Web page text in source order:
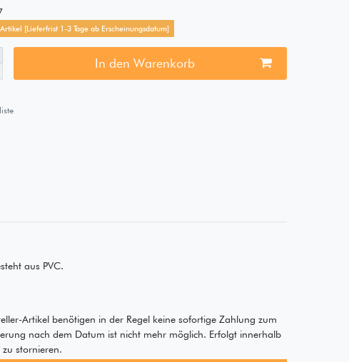
[Lieferfrist 1-3 Tage ab Erscheinungsdatum]
In den Warenkorb
aus PVC.
Artikel benötigen in der Regel keine sofortige Zahlung zum
nach dem Datum ist nicht mehr möglich. Erfolgt innerhalb
stornieren.